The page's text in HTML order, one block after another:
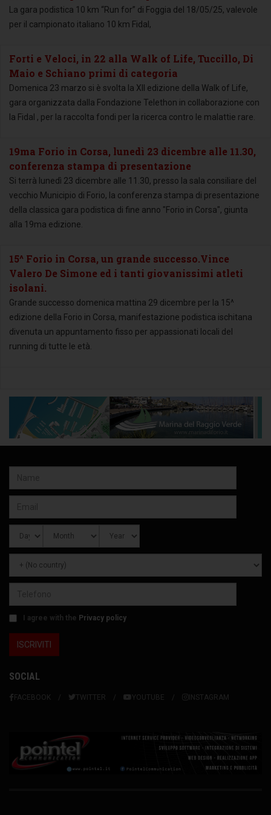
La gara podistica 10 km “Run for” di Foggia del 18/05/25, valevole
per il campionato italiano 10 km Fidal,
Forti e Veloci, in 22 alla Walk of Life, Tuccillo, Di
Maio e Schiano primi di categoria
Domenica 23 marzo si è svolta la XII edizione della Walk of Life,
gara organizzata dalla Fondazione Telethon in collaborazione con
la Fidal , per la raccolta fondi per la ricerca contro le malattie rare.
19ma Forio in Corsa, lunedì 23 dicembre alle 11.30,
conferenza stampa di presentazione
Si terrà lunedì 23 dicembre alle 11.30, presso la sala consiliare del
vecchio Municipio di Forio, la conferenza stampa di presentazione
della classica gara podistica di fine anno "Forio in Corsa", giunta
alla 19ma edizione.
15^ Forio in Corsa, un grande successo.Vince
Valero De Simone ed i tanti giovanissimi atleti
isolani.
Grande successo domenica mattina 29 dicembre per la 15^
edizione della Forio in Corsa, manifestazione podistica ischitana
divenuta un appuntamento fisso per appassionati locali del
running di tutte le età.
I agree with the Privacy policy
SOCIAL
FACEBOOK TWITTER YOUTUBE INSTAGRAM